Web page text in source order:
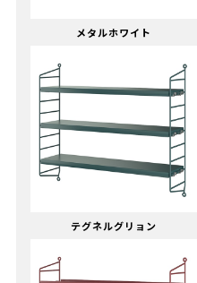
メタルホワイト
テグネルグリョン